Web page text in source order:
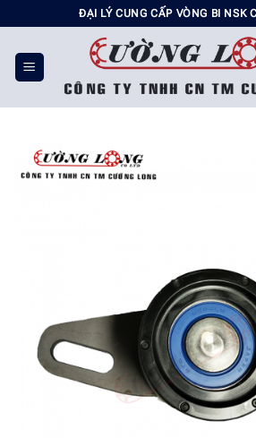
đến
nội
dung
ĐẠI LÝ CUNG CẤP VÒNG BI NSK